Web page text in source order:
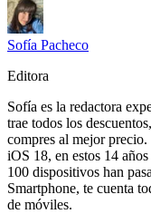
Sofía Pacheco
Editora
Sofía es la redactora
trae todos los
compres al mejor
iOS 18, en estos 14
100 dispositivos han
Smartphone, te cuenta
de móviles.